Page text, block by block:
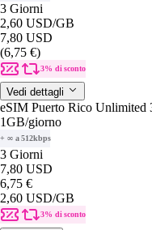
3 Giorni
2,60 USD/GB
7,80 USD
(6,75 €)
3% di sconto
Vedi dettagli
eSIM Puerto Rico Unlimited
1GB/giorno
+ ∞ a 512kbps
3 Giorni
7,80 USD
6,75 €
2,60 USD/GB
3% di sconto